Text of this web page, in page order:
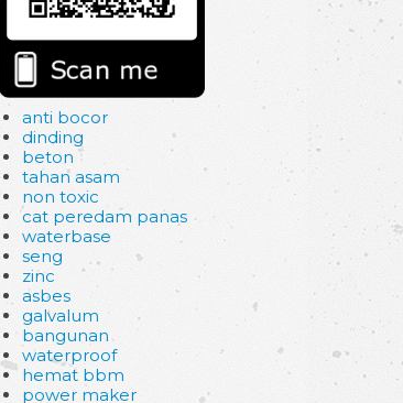
anti bocor
dinding
beton
tahan asam
non toxic
cat peredam panas
waterbase
seng
zinc
asbes
galvalum
bangunan
waterproof
hemat bbm
power maker